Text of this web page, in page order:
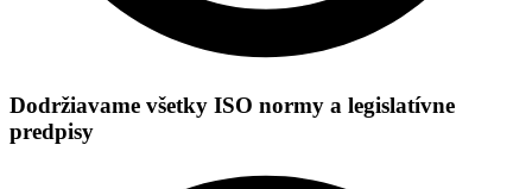
Dodržiavame všetky ISO normy a legislatívne
predpisy